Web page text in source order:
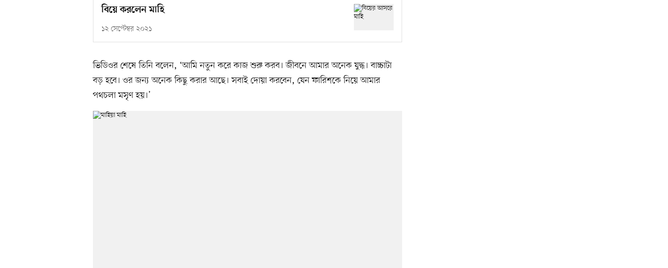
বিয়ে করলেন মাহি
১২ সেপ্টেম্বর ২০২১
ভিডিওর শেষে তিনি বলেন, ‘আমি নতুন করে কাজ শুরু করব। জীবনে আমার অনেক যুদ্ধ। বাচ্চাটা
বড় হবে। ওর জন্য অনেক কিছু করার আছে। সবাই দোয়া করবেন, যেন ফারিশকে নিয়ে আমার
পথচলা মসৃণ হয়।’